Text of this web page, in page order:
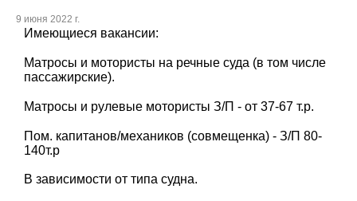
9 июня 2022 г.
Имеющиеся вакансии:
Матросы и мотористы на речные суда (в том числе
пассажирские).
Матросы и рулевые мотористы З/П - от 37-67 т.р.
Пом. капитанов/механиков (совмещенка) - З/П 80-
140т.р
В зависимости от типа судна.